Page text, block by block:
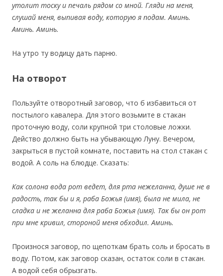
утолит тоску и печаль рядом со мной. Гляди на меня,
слушай меня, выпивая воду, которую я подам. Аминь.
Аминь. Аминь.
На утро ту водицу дать парню.
На отворот
Пользуйте отворотный заговор, что б избавиться от
постылого кавалера. Для этого возьмите в стакан
проточную воду, соли крупной три столовые ложки.
Действо должно быть на убывающую Луну. Вечером,
закрыться в пустой комнате, поставить на стол стакан с
водой. А соль на блюдце. Сказать:
Как солона вода рот ведет, для рта нежеланна, душе не в
радость, так бы и я, раба Божья (имя), была не мила, не
сладка и не желанна для раба Божья (имя). Так бы он рот
при мне кривил, стороной меня обходил. Аминь.
Произнося заговор, по щепоткам брать соль и бросать в
воду. Потом, как заговор сказан, остаток соли в стакан.
А водой себя обрызгать.